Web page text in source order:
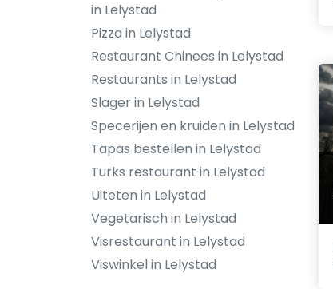
in Lelystad
Pizza in Lelystad
Restaurant Chinees in Lelystad
Restaurants in Lelystad
Slager in Lelystad
Specerijen en kruiden in Lelystad
Tapas bestellen in Lelystad
Turks restaurant in Lelystad
Uiteten in Lelystad
Vegetarisch in Lelystad
Visrestaurant in Lelystad
Viswinkel in Lelystad